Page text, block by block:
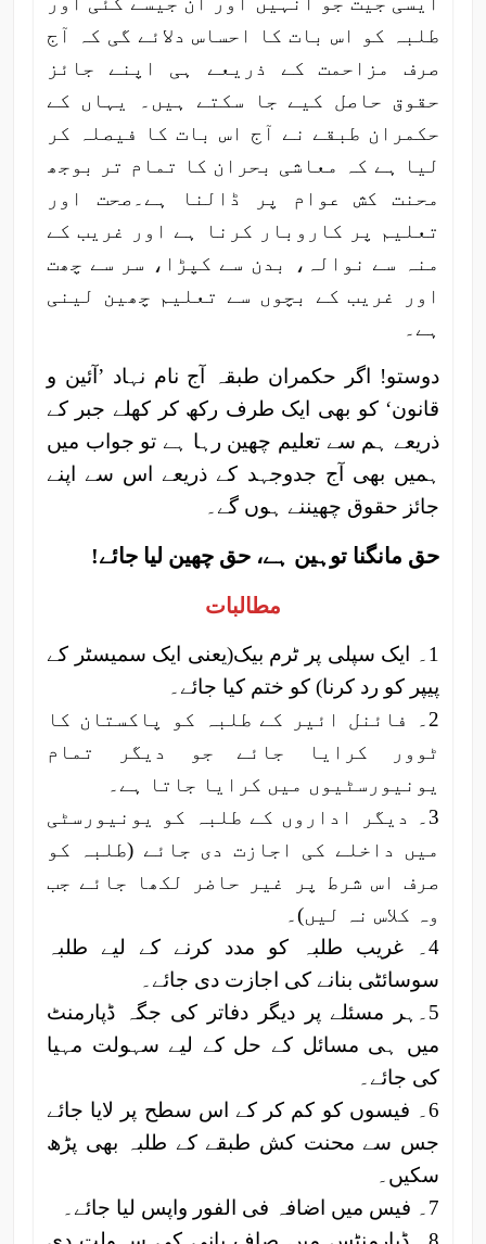
طلبہ کو اس بات کا احساس دلائے گی کہ آج
صرف مزاحمت کے ذریعے ہی اپنے جائز
حقوق حاصل کیے جا سکتے ہیں۔ یہاں کے
حکمران طبقے نے آج اس بات کا فیصلہ کر
لیا ہے کہ معاشی بحران کا تمام تر بوجھ
محنت کش عوام پر ڈالنا ہے۔صحت اور
تعلیم پر کاروبار کرنا ہے اور غریب کے
منہ سے نوالہ، بدن سے کپڑا، سر سے چھت
اور غریب کے بچوں سے تعلیم چھین لینی
ہے۔
دوستو! اگر حکمران طبقہ آج نام نہاد ’آئین و
قانون‘ کو بھی ایک طرف رکھ کر کھلے جبر کے
ذریعے ہم سے تعلیم چھین رہا ہے تو جواب میں
ہمیں بھی آج جدوجہد کے ذریعے اس سے اپنے
جائز حقوق چھیننے ہوں گے۔
حق مانگنا توہین ہے، حق چھین لیا جائے!
مطالبات
1۔ ایک سپلی پر ٹرم بیک(یعنی ایک سمیسٹر کے
پیپر کو رد کرنا) کو ختم کیا جائے۔
2۔ فائنل ائیر کے طلبہ کو پاکستان کا
ٹوور کرایا جائے جو دیگر تمام
یونیورسٹیوں میں کرایا جاتا ہے۔
3۔ دیگر اداروں کے طلبہ کو یونیورسٹی
میں داخلے کی اجازت دی جائے (طلبہ کو
صرف اس شرط پر غیر حاضر لکھا جائے جب
وہ کلاس نہ لیں)۔
4۔ غریب طلبہ کو مدد کرنے کے لیے طلبہ
سوسائٹی بنانے کی اجازت دی جائے۔
5۔ہر مسئلے پر دیگر دفاتر کی جگہ ڈپارمنٹ
میں ہی مسائل کے حل کے لیے سہولت مہیا
کی جائے۔
6۔ فیسوں کو کم کر کے اس سطح پر لایا جائے
جس سے محنت کش طبقے کے طلبہ بھی پڑھ
سکیں۔
7۔ فیس میں اضافہ فی الفور واپس لیا جائے۔